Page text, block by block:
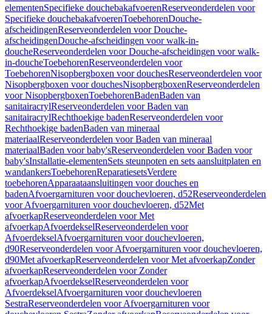
elementenSpecifieke douchebakafvoerenReserveonderdelen voor
Specifieke douchebakafvoerenToebehorenDouche-
afscheidingenReserveonderdelen voor Douche-
afscheidingenDouche-afscheidingen voor walk-in-
doucheReserveonderdelen voor Douche-afscheidingen voor walk-
in-doucheToebehorenReserveonderdelen voor
ToebehorenNisopbergboxen voor douchesReserveonderdelen voor
Nisopbergboxen voor douchesNisopbergboxenReserveonderdelen
voor NisopbergboxenToebehorenBadenBaden van
sanitairacrylReserveonderdelen voor Baden van
sanitairacrylRechthoekige badenReserveonderdelen voor
Rechthoekige badenBaden van mineraal
materiaalReserveonderdelen voor Baden van mineraal
materiaalBaden voor baby'sReserveonderdelen voor Baden voor
baby'sInstallatie-elementenSets steunpoten en sets aansluitplaten en
wandankersToebehorenReparatiesetsVerdere
toebehorenApparaataansluitingen voor douches en
badenAfvoergarnituren voor douchevloeren, d52Reserveonderdelen
voor Afvoergarnituren voor douchevloeren, d52Met
afvoerkapReserveonderdelen voor Met
afvoerkapAfvoerdekselReserveonderdelen voor
AfvoerdekselAfvoergarnituren voor douchevloeren,
d90Reserveonderdelen voor Afvoergarnituren voor douchevloeren,
d90Met afvoerkapReserveonderdelen voor Met afvoerkapZonder
afvoerkapReserveonderdelen voor Zonder
afvoerkapAfvoerdekselReserveonderdelen voor
AfvoerdekselAfvoergarnituren voor douchevloeren
SestraReserveonderdelen voor Afvoergarnituren voor